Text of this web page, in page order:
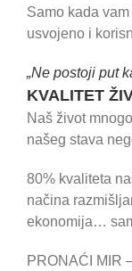
Samo kada
usvojeno i
„Ne postoji put
KVALITET
Naš život
našeg stava
80% kvaliteta
načina
ekonomija…
PRONAĆI MIR